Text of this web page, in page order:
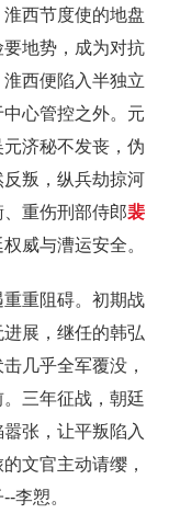
西节度使的地盘
地势，成为对抗
西便陷入半独立
心管控之外。元
济秘不发丧，伪
叛，纵兵劫掠河
重伤刑部侍郎裴
威与漕运安全。
重阻碍。初期战
展，继任的韩弘
几乎全军覆没，
三年征战，朝廷
张，让平叛陷入
文官主动请缨，
李愬。